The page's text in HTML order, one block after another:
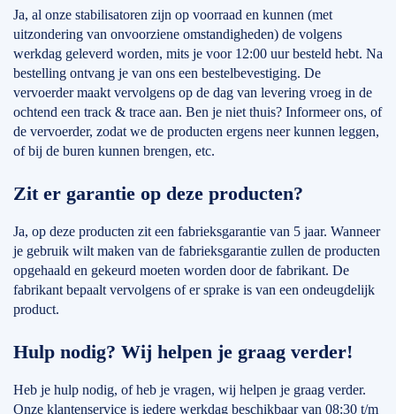
Ja, al onze stabilisatoren zijn op voorraad en kunnen (met
uitzondering van onvoorziene omstandigheden) de volgens
werkdag geleverd worden, mits je voor 12:00 uur besteld hebt. Na
bestelling ontvang je van ons een bestelbevestiging. De
vervoerder maakt vervolgens op de dag van levering vroeg in de
ochtend een track & trace aan. Ben je niet thuis? Informeer ons, of
de vervoerder, zodat we de producten ergens neer kunnen leggen,
of bij de buren kunnen brengen, etc.
Zit er garantie op deze producten?
Ja, op deze producten zit een fabrieksgarantie van 5 jaar. Wanneer
je gebruik wilt maken van de fabrieksgarantie zullen de producten
opgehaald en gekeurd moeten worden door de fabrikant. De
fabrikant bepaalt vervolgens of er sprake is van een ondeugdelijk
product.
Hulp nodig? Wij helpen je graag verder!
Heb je hulp nodig, of heb je vragen, wij helpen je graag verder.
Onze klantenservice is iedere werkdag beschikbaar van 08:30 t/m